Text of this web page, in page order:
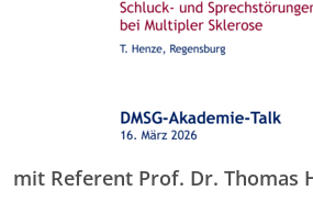
mit Referent Prof. Dr. Thomas